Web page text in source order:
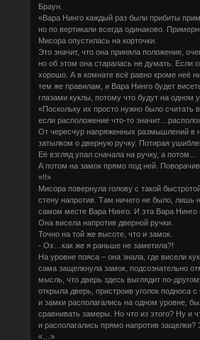
Браун.
«Вара Нинго каждый раз были прибиты
но по вертикали всегда одинаково.
Мисора опустилась на корточки.
Это значит, что она приняла положение,
но об этом она старалась не думать. Если
хорошо. А в комнате всё равно кроме неё
тем же правилам, и Вара Нинго будет
глазами куклы, потому что будут на одном
«Поскольку их просто нужно было считать
если расположение что-то
От чересчур напряженных размышлений в
затылком о дверную ручку. Потирая
Её взгляд упал сначала на ручку, а потом…
А потом на замок прямо под ней.
«!!»
Мисора повернула голову с такой
стену напротив. Там ничего не было, лишь
самом месте Вара Нинго. И эта Вара Нинго
Она висела напротив дверной ручки.
Точно на той же высоте, что и замок.
- Ох…как же я раньше не заметила?!
На уровне пояса – она знала, где висели
сама защелкнула замок, подсознательно
мысль, что дверь здесь выглядит по-
открыла дверь, пристроив уголок подноса
и замки располагались на одном уровне,
сравнивать замеры. Но что из этого? Ну и
и располагались прямо напротив
«…»